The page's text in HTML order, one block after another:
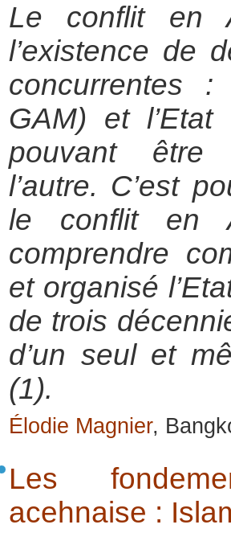
Le conflit en
l’existence de
concurrentes
GAM) et l’Etat
pouvant être
l’autre. C’est
le conflit en
comprendre
et organisé
de trois
d’un seul et
(1).
Élodie Magnier,
Les
acehnaise :